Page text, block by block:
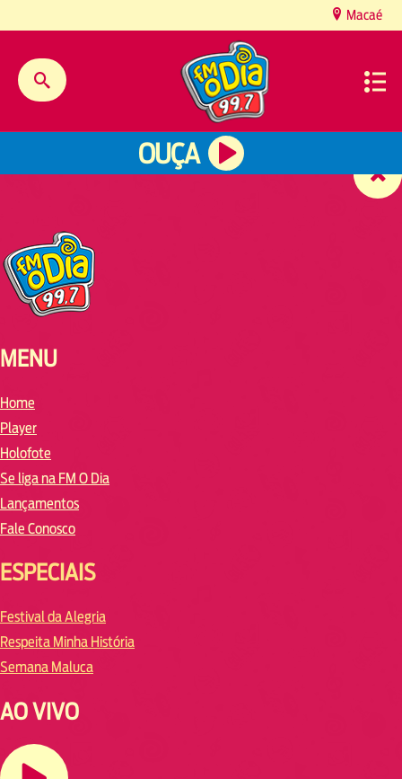
Macaé
OUÇA
MENU
Home
Player
Holofote
Se liga na FM O Dia
Lançamentos
Fale Conosco
ESPECIAIS
Festival da Alegria
Respeita Minha História
Semana Maluca
AO VIVO